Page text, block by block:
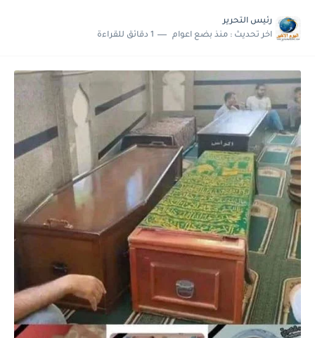
رئيس التحرير
اخر تحديث : منذ بضع اعوام 1 دقائق للقراءة